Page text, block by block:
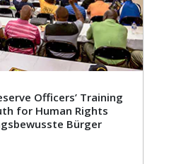
Officers’ Training
for Human Rights
Bürger